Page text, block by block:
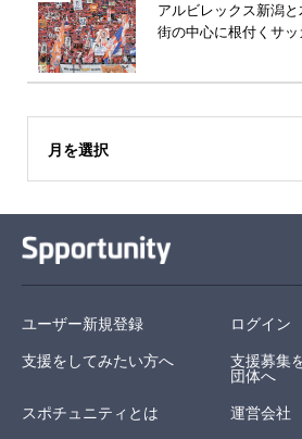
アルビレックス新潟
街の中心に根付くサ
月を選択
ユーザー新規登録 ログイン
支援をしてみたい方へ
支援募集
団体へ
スポチュニティとは 運営会社